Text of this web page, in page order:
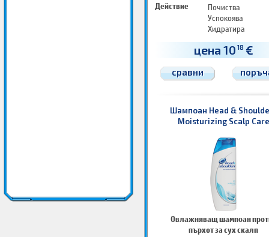
Действие
Почиства
Успокоява
Хидратира
цена 10 18 €
сравни
Шампоан Head &
Moisturizing Scalp Care
Овлажняващ шампоан
пърхот за сух скалп